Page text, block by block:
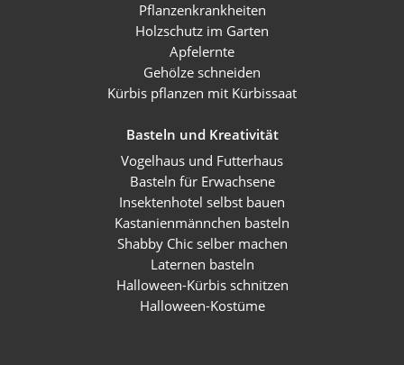
Pflanzenkrankheiten
Holzschutz im Garten
Apfelernte
Gehölze schneiden
Kürbis pflanzen mit Kürbissaat
Basteln und Kreativität
Vogelhaus und Futterhaus
Basteln für Erwachsene
Insektenhotel selbst bauen
Kastanienmännchen basteln
Shabby Chic selber machen
Laternen basteln
Halloween-Kürbis schnitzen
Halloween-Kostüme